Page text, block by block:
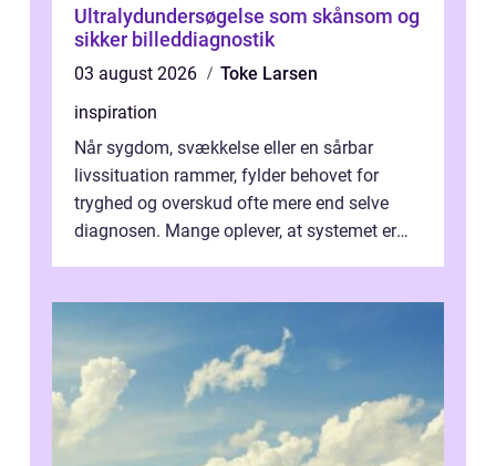
Ultralydundersøgelse som skånsom og
sikker billeddiagnostik
03 august 2026
Toke Larsen
inspiration
Når sygdom, svækkelse eller en sårbar
livssituation rammer, fylder behovet for
tryghed og overskud ofte mere end selve
diagnosen. Mange oplever, at systemet er